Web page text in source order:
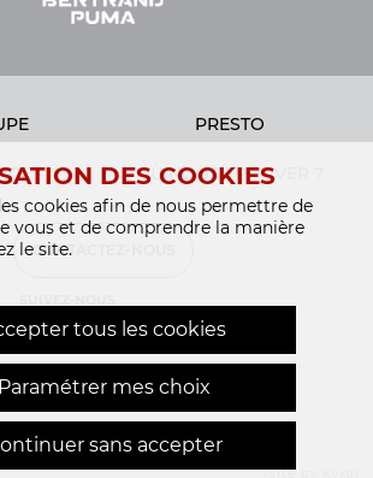
DES COOKIES
cookies afin de nous permettre de
vous et de comprendre la manière
le site.
tous les cookies
Paramétrer mes choix
sans accepter
PRESTO
OÙ NOUS TROUVER ?
CONTACTEZ-NOUS
> creation web > developpement > SEO
Site by Kyxar